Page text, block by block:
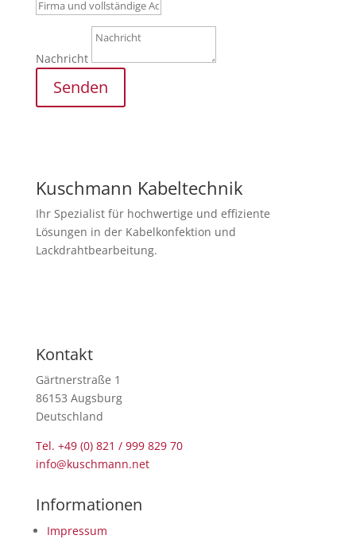
Nachricht
Senden
Kuschmann Kabeltechnik
Ihr Spezialist für hochwertige und effiziente
Lösungen in der Kabelkonfektion und
Lackdrahtbearbeitung.
Kontakt
Gärtnerstraße 1
86153 Augsburg
Deutschland
Tel. +49 (0) 821 / 999 829 70
info@kuschmann.net
Informationen
Impressum